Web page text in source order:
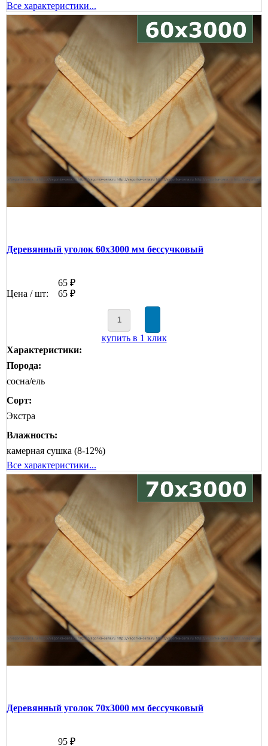
Все характеристики...
Деревянный уголок 60х3000 мм бессучковый
65 ₽
Цена / шт:
65 ₽
купить в 1 клик
Характеристики:
Порода:
сосна/ель
Сорт:
Экстра
Влажность:
камерная сушка (8-12%)
Все характеристики...
Деревянный уголок 70х3000 мм бессучковый
95 ₽